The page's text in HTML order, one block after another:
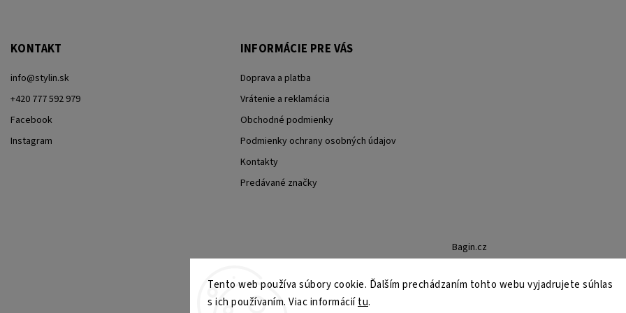
Tento web používa súbory cookie. Ďalším prechádzaním tohto webu vyjadrujete súhlas
s ich používaním. Viac informáciítu.
KONTAKT
info@stylin.sk
+420 777 592 979
Facebook
Instagram
INFORMÁCIE PRE VÁS
Doprava a platba
Vrátenie a reklamácia
Obchodné podmienky
Podmienky ochrany osobných údajov
Kontakty
Predávané značky
Bagin.cz